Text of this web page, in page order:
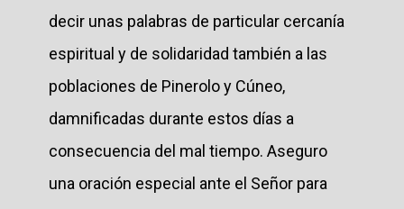
decir unas palabras de particular cercanía
espiritual y de solidaridad también a las
poblaciones de Pinerolo y Cúneo,
damnificadas durante estos días a
consecuencia del mal tiempo. Aseguro
una oración especial ante el Señor para